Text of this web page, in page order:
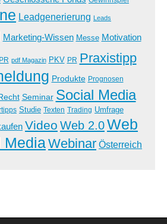
Leadgenerierung Leads
Marketing-Wissen Messe Motivation
pdf Magazin PKV PR Praxistipp
Produkte Prognosen
Seminar Social Media
Studie Texten Trading Umfrage
Video Web 2.0Web
MediaWebinar Österreich